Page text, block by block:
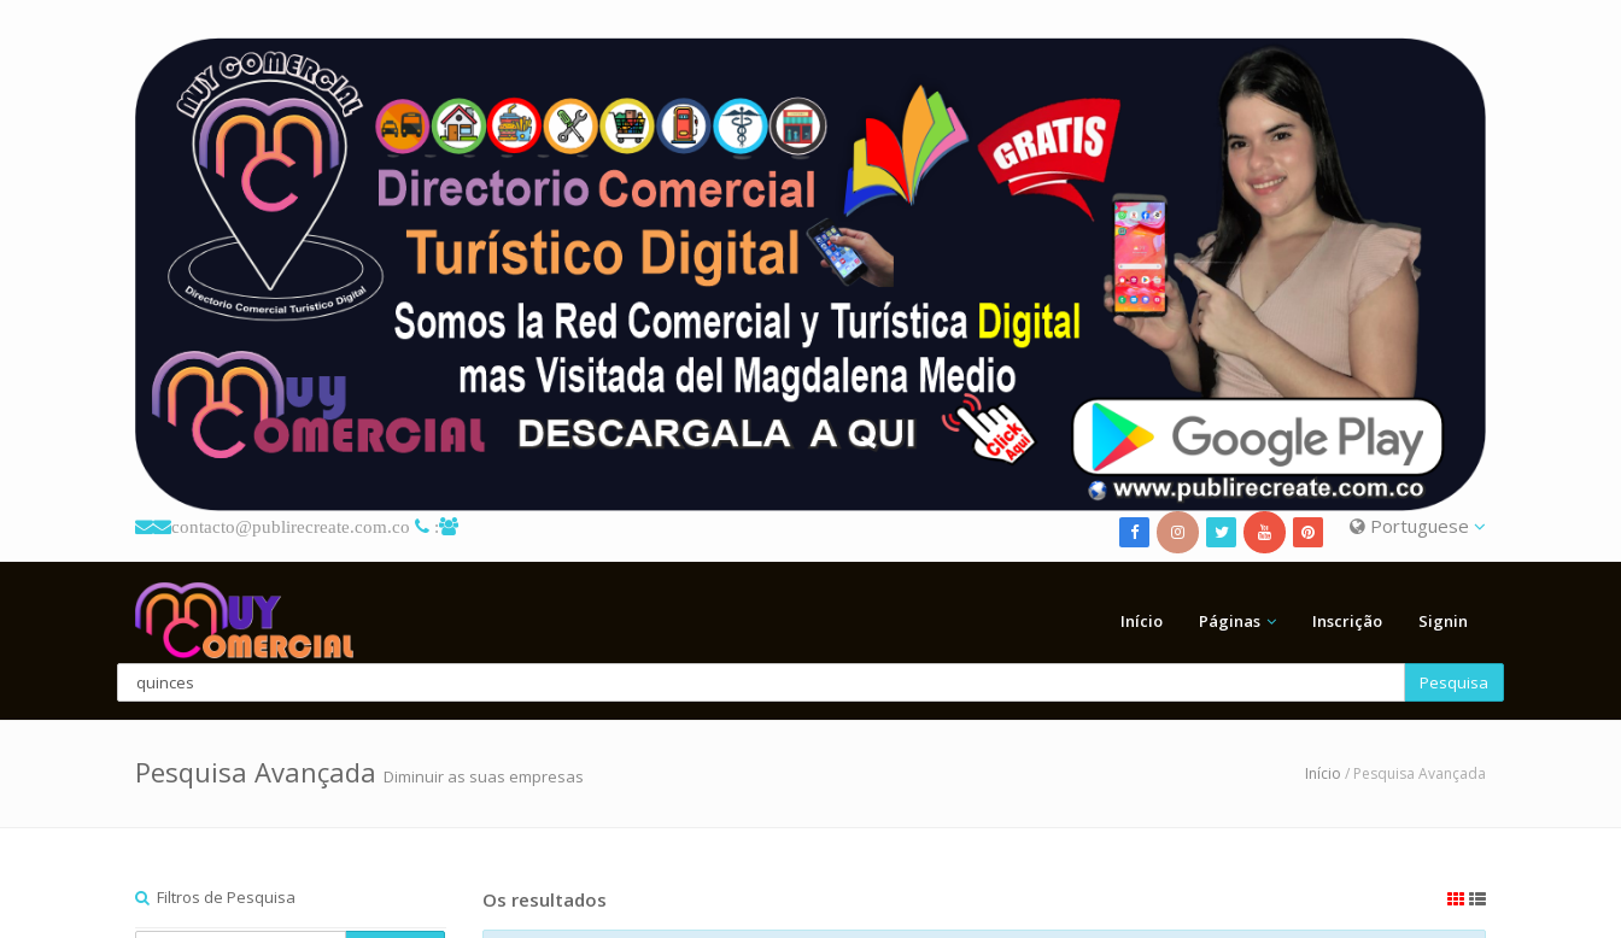
contacto@publirecreate.com.co : Portuguese
Início Páginas Inscrição Signin
Pesquisa
Pesquisa Avançada Diminuir as suas empresas Início / Pesquisa Avançada
Filtros de Pesquisa Os resultados